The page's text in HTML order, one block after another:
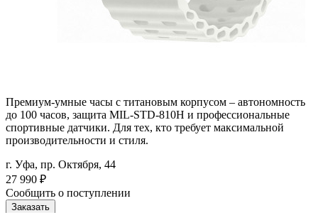
Премиум-умные часы с титановым корпусом – автономность
до 100 часов, защита MIL-STD-810H и профессиональные
спортивные датчики. Для тех, кто требует максимальной
производительности и стиля.
г. Уфа, пр. Октября, 44
27 990 ₽
Сообщить о поступлении
Заказать